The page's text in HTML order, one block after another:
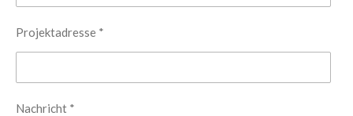
Projektadresse *
Nachricht *